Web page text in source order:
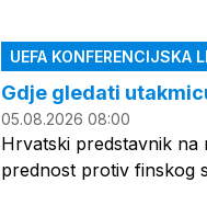
UEFA KONFERENCIJSKA
Gdje gledati
05.08.2026 08:00
Hrvatski predstavnik na
prednost protiv finskog